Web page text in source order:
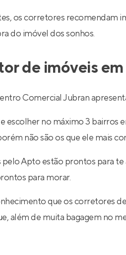
os corretores recomendam
do imóvel dos sonhos.
de imóveis
Comercial Jubran
no máximo 3 bairros
não são os que ele mais
Apto estão prontos para
para morar.
que os corretores
além de muita bagagem no